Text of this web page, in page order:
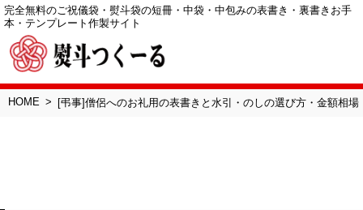
完全無料のご祝儀袋・熨斗袋の短冊・中袋・中包みの表書き・裏書きお手
本・テンプレート作製サイト
HOME [弔事]僧侶へのお礼用の表書きと水引・のしの選び方・金額相場